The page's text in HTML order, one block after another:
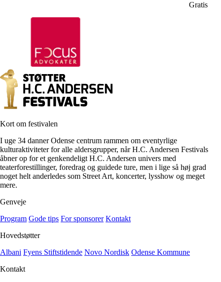
Gratis
Kort om festivalen
I uge 34 danner Odense centrum rammen om eventyrlige
kulturaktiviteter for alle aldersgrupper, når H.C. Andersen Festivals
åbner op for et genkendeligt H.C. Andersen univers med
teaterforestillinger, foredrag og guidede ture, men i lige så høj grad
noget helt anderledes som Street Art, koncerter, lysshow og meget
mere.
Genveje
Program Gode tips For sponsorer Kontakt
Hovedstøtter
Albani Fyens Stiftstidende Novo Nordisk Odense Kommune
Kontakt